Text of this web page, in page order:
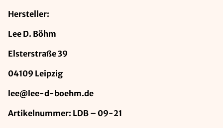
Hersteller:
Lee D. Böhm
Elsterstraße 39
04109 Leipzig
lee@lee-d-boehm.de
Artikelnummer: LDB – 09-21